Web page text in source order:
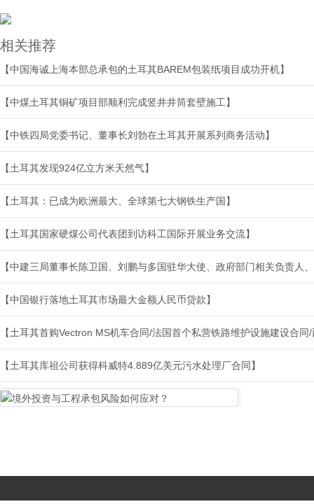
相关推荐
【中国海诚上海本部总承包的土耳其BAREM包装纸项目成功开机】
【中煤土耳其铜矿项目部顺利完成竖井井筒套壁施工】
【中铁四局党委书记、董事长刘勃在土耳其开展系列商务活动】
【土耳其发现924亿立方米天然气】
【土耳其：已成为欧洲最大、全球第七大钢铁生产国】
【土耳其国家硬煤公司代表团到访科工国际开展业务交流】
【中建三局董事长陈卫国、刘鹏与多国驻华大使、政府部门相关负责人
【中国银行落地土耳其市场最大金额人民币贷款】
【土耳其首购Vectron MS机车合同/法国首个私营铁路维护设施建设合
【土耳其库祖公司获得科威特4.889亿美元污水处理厂合同】